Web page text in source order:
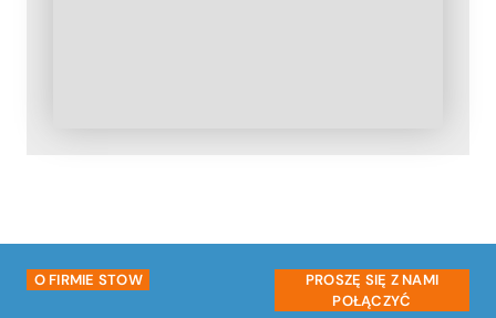
O FIRMIE STOW
PROSZĘ SIĘ Z NAMI
POŁĄCZYĆ